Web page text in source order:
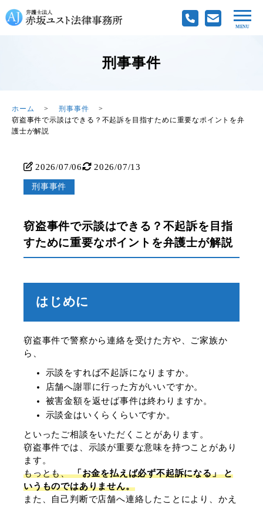
刑事事件
ホーム
刑事事件
窃盗事件で示談はできる？不起訴を目指すために重要なポイントを弁
護士が解説
2026/07/06 2026/07/13
刑事事件
窃盗事件で示談はできる？不起訴を目指
すために重要なポイントを弁護士が解説
はじめに
窃盗事件で警察から連絡を受けた方や、ご家族か
ら、
示談をすれば不起訴になりますか。
店舗へ謝罪に行った方がいいですか。
被害金額を返せば事件は終わりますか。
示談金はいくらくらいですか。
といったご相談をいただくことがあります。
窃盗事件では、示談が重要な意味を持つことがあり
ます。
もっとも、「お金を払えば必ず不起訴になる」 と
いうものではありません。
また、自己判断で店舗へ連絡したことにより、かえ